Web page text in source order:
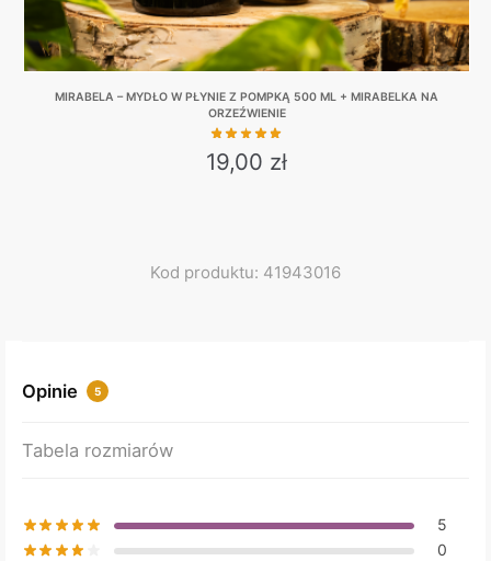
MIRABELA – MYDŁO W PŁYNIE Z POMPKĄ 500 ML + MIRABELKA NA
ORZEŹWIENIE
19,00 zł
Kod produktu: 41943016
Opinie 5
Tabela rozmiarów
5
0